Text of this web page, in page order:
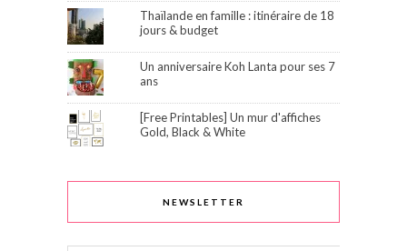
Thaïlande en famille : itinéraire de 18
jours & budget
Un anniversaire Koh Lanta pour ses 7
ans
[Free Printables] Un mur d'affiches
Gold, Black & White
NEWSLETTER